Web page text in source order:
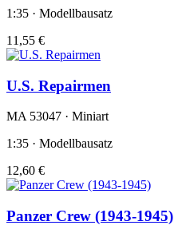
1:35 · Modellbausatz
11,55 €
U.S. Repairmen
MA 53047 · Miniart
1:35 · Modellbausatz
12,60 €
Panzer Crew (1943-1945)